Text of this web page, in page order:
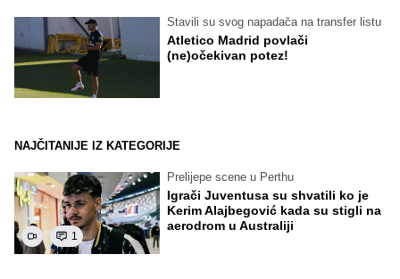
Stavili su svog napadača na transfer listu
Atletico Madrid povlači
(ne)očekivan potez!
NAJČITANIJE IZ KATEGORIJE
1
Prelijepe scene u Perthu
Igrači Juventusa su shvatili ko je
Kerim Alajbegović kada su stigli na
aerodrom u Australiji